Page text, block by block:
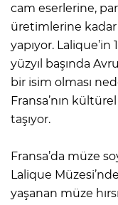
cam eserlerine,
üretimlerine kadar
yapıyor. Lalique’in
yüzyıl başında
bir isim olması
Fransa’nın
taşıyor.
Fransa’da müze
Lalique
yaşanan müze